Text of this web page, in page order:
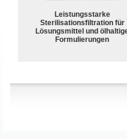
Leistungsstarke
Sterilisationsfiltration für
Lösungsmittel und
Formulierungen